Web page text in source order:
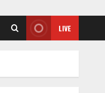
LIVE